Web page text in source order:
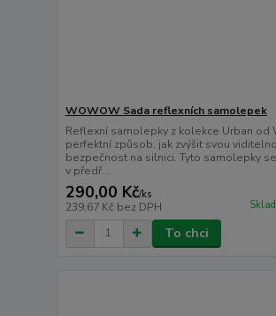
WOWOW Sada reflexních samolepek
Reflexní samolepky z kolekce Urban od
perfektní způsob, jak zvýšit svou
bezpečnost na silnici. Tyto samolepky
v předř...
290,00 Kč/ks
239,67 Kč bez DPH
To chci